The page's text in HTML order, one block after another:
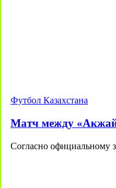
Футбол Казахстана
Матч между
Согласно официальному